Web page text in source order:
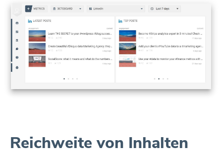
Reichweite von Inhalten